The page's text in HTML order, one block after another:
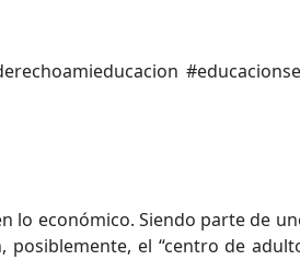
lo económico. Siendo parte de
posiblemente, el “centro de